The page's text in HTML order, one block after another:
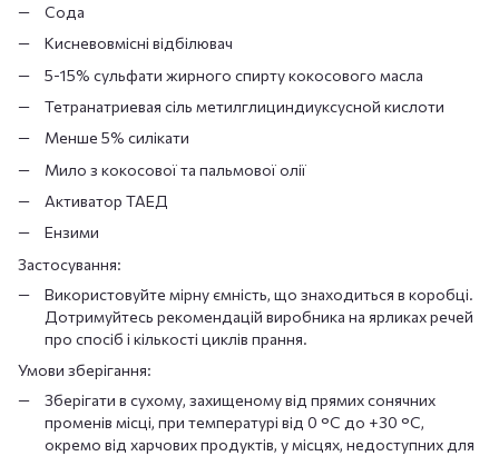
Сода
Кисневовмісні відбілювач
5-15% сульфати жирного спирту кокосового масла
Тетранатриевая сіль метилглициндиуксусной кислоти
Менше 5% силікати
Мило з кокосової та пальмової олії
Активатор ТАЕД
Ензими
Застосування:
Використовуйте мірну ємність, що знаходиться в коробці.
Дотримуйтесь рекомендацій виробника на ярликах речей
про спосіб і кількості циклів прання.
Умови зберігання:
Зберігати в сухому, захищеному від прямих сонячних
променів місці, при температурі від 0 °C до +30 °С,
окремо від харчових продуктів, у місцях, недоступних для